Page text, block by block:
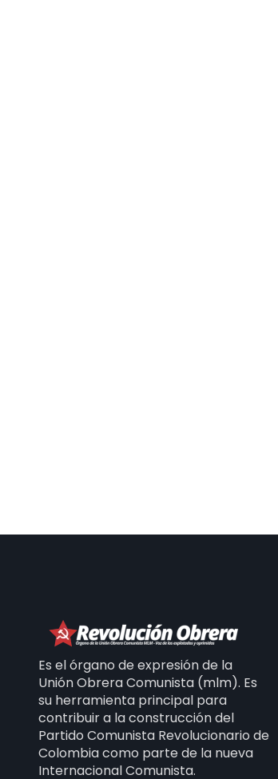
Es el órgano de expresión de la
Unión Obrera Comunista (mlm). Es
su herramienta principal para
contribuir a la construcción del
Partido Comunista Revolucionario de
Colombia como parte de la nueva
Internacional Comunista.